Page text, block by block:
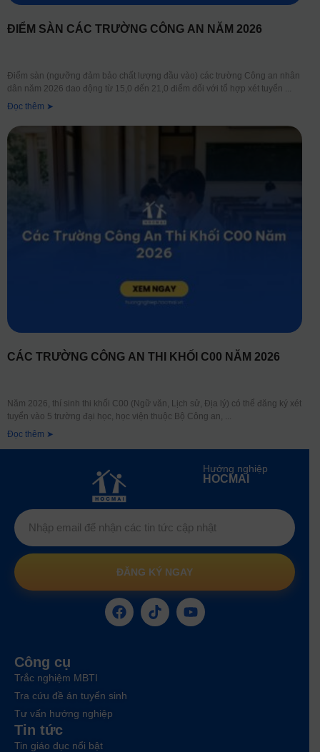
ĐIỂM SÀN CÁC TRƯỜNG CÔNG AN NĂM 2026
Điểm sàn (ngưỡng đảm bảo chất lượng đầu vào) các trường Công an nhân
dân năm 2026 dao động từ 15,0 đến 21,0 điểm đối với tổ hợp xét tuyển
Đọc thêm ➤
CÁC TRƯỜNG CÔNG AN THI KHỐI C00 NĂM 2026
Năm 2026, thí sinh thi khối C00 (Ngữ văn, Lịch sử, Địa lý) có thể đăng ký xét
tuyển vào 5 trường đại học, học viện thuộc Bộ Công an,
Đọc thêm ➤
Hướng nghiệp
HOCMAI
ĐĂNG KÝ NGAY
Công cụ
Trắc nghiệm MBTI
Tra cứu đề án tuyển sinh
Tư vấn hướng nghiệp
Tin tức
Tin giáo dục nổi bật